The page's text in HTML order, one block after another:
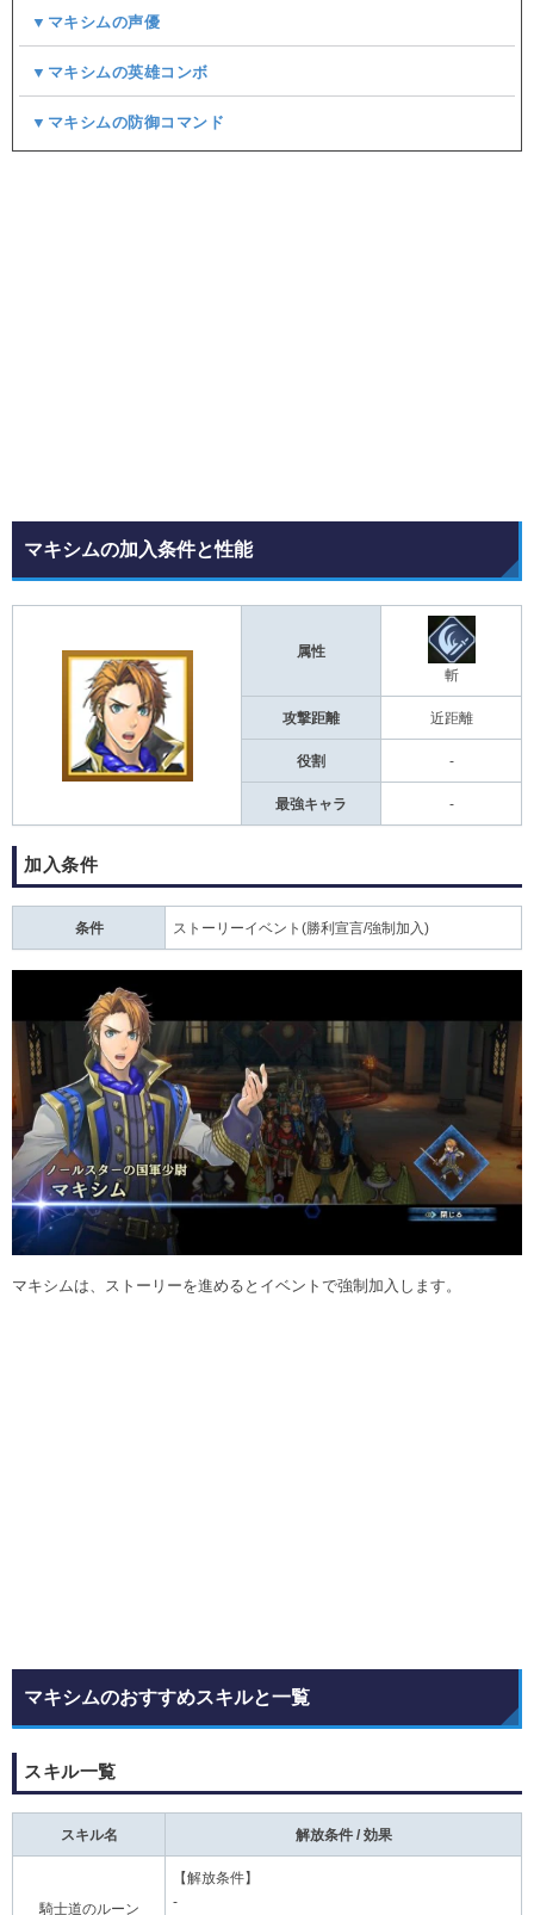
▼マキシムの声優
▼マキシムの英雄コンボ
▼マキシムの防御コマンド
マキシムの加入条件と性能
属性
斬
攻撃距離 近距離
役割 -
最強キャラ -
加入条件
条件 ストーリーイベント(勝利宣言/強制加入)
マキシムは、ストーリーを進めるとイベントで強制加入します。
マキシムのおすすめスキルと一覧
スキル一覧
スキル名 解放条件 / 効果
騎士道のルーン
【解放条件】
-